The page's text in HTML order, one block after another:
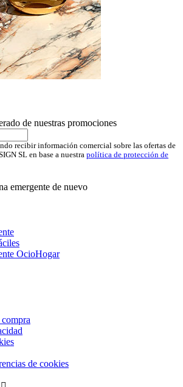
de nuestras promociones
recibir información comercial sobre las ofertas de
SL en base a nuestra política de protección de
emergente de nuevo
OcioHogar
de cookies